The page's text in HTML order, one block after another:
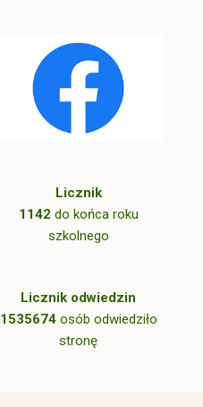
Licznik
1142 do końca roku
szkolnego
Licznik odwiedzin
1535674osób odwiedziło
stronę